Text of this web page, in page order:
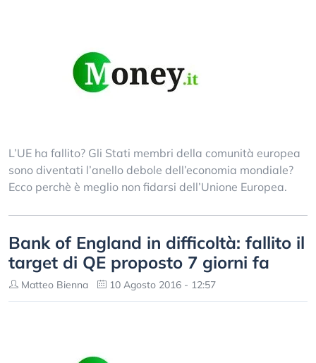
L’UE ha fallito? Gli Stati membri della comunità europea
sono diventati l’anello debole dell’economia mondiale?
Ecco perchè è meglio non fidarsi dell’Unione Europea.
Bank of England in difficoltà: fallito il
target di QE proposto 7 giorni fa
Matteo Bienna 10 Agosto 2016 - 12:57